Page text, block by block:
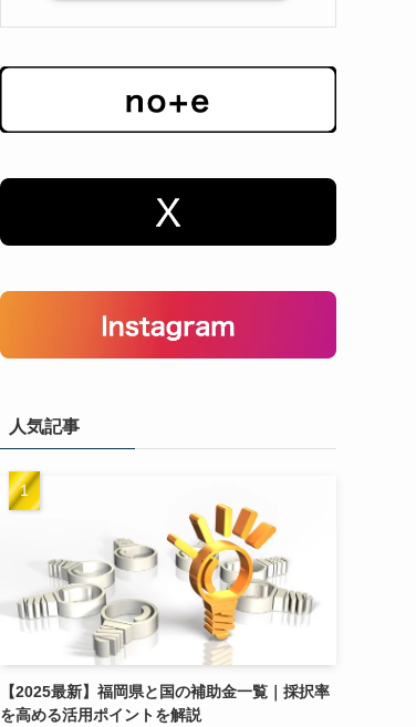
人気記事
【2025最新】福岡県と国の補助金一覧｜採択率
を高める活用ポイントを解説